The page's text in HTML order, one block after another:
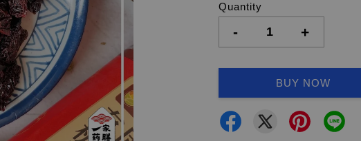
Quantity
- +
BUY NOW